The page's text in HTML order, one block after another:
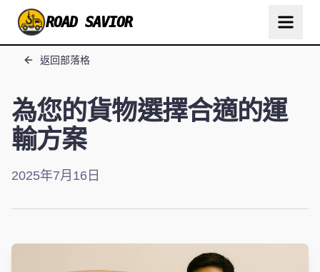
ROAD SAVIOR
返回部落格
為您的貨物選擇合適的運
輸方案
2025年7月16日